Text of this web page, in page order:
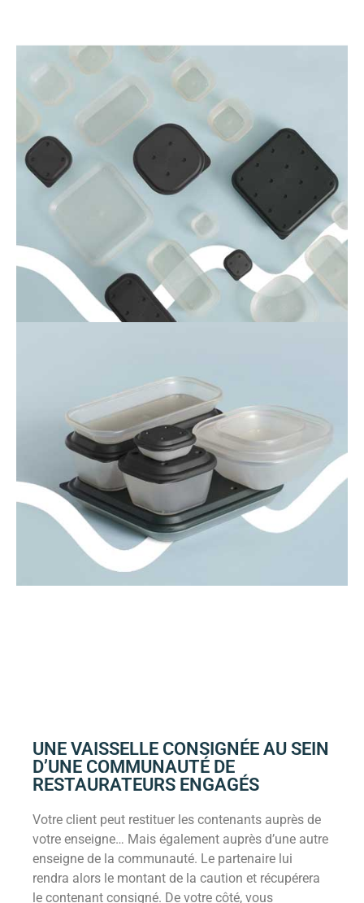
UNE VAISSELLE CONSIGNÉE AU SEIN
D’UNE COMMUNAUTÉ DE
RESTAURATEURS ENGAGÉS
Votre client peut restituer les contenants auprès de
votre enseigne… Mais également auprès d’une autre
enseigne de la communauté. Le partenaire lui
rendra alors le montant de la caution et récupérera
le contenant consigné. De votre côté, vous